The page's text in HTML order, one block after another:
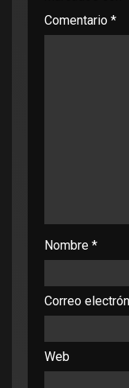
Comentario *
Nombre *
Correo
Web